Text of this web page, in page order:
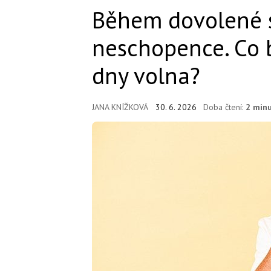
Během
neschopence.
dny volna?
JANA KNÍŽKOVÁ 30. 6. 2026 Doba čtení: 2